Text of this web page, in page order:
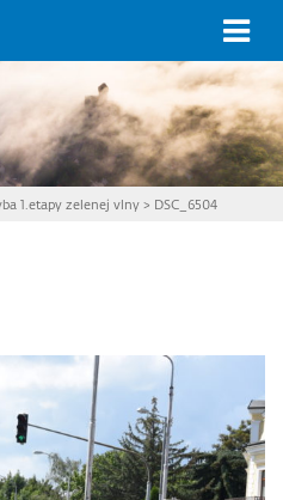
1.etapy zelenej vlny> DSC_6504